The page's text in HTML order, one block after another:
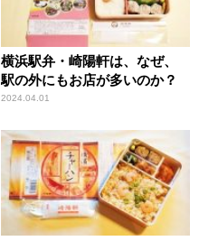
横浜駅弁・崎陽軒は、なぜ、
駅の外にもお店が多いのか？
2024.04.01